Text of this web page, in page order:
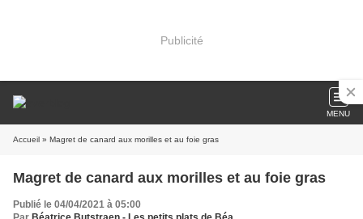
Publicité
MENU
Accueil » Magret de canard aux morilles et au foie gras
Magret de canard aux morilles et au foie gras
Publié le 04/04/2021 à 05:00